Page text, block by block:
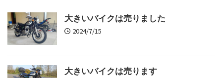
大きいバイクは売りました
2024/7/15
大きいバイクは売ります